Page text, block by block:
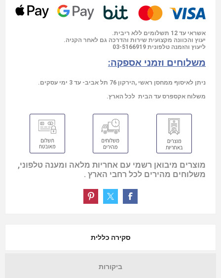
אשראי עד 12 תשלומים ללא ריבית.
יעוץ והכוונה מקצועית שירות והדרכה גם לאחר הקניה.
ליעוץ והזמנה טלפונית 03-5166919
משלוחים וזמני אספקה:
ניתן לאיסוף ממחסן ראשי ,הירקון 76 תל אביב- עד 3 ימי עסקים.
משלוח אקספרס עד הבית לכל הארץ.
מוצרים מיבואן רשמי עם אחריות מלאה ומענה טלפוני,
משלוחים מהירים לכל רחבי הארץ .
סקירה כללית
ביקורות